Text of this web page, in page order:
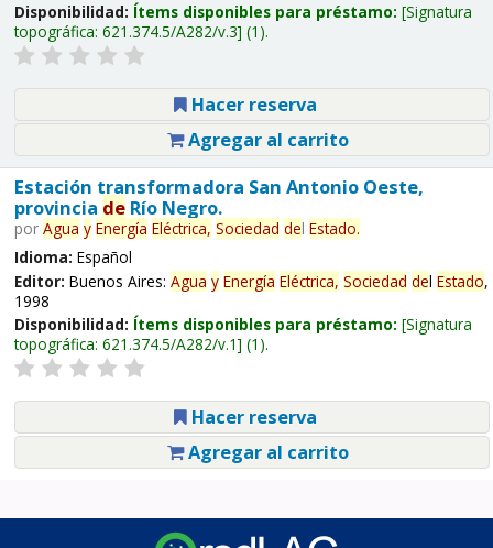
Disponibilidad: Ítems disponibles para préstamo: Signatura
topográfica: 621.374.5/A282/v.3 (1).
Hacer reserva
Agregar al carrito
Estación transformadora San Antonio Oeste,
provincia deRío Negro.
por Agua y Energía Eléctrica, Sociedad del Estado.
Idioma: Español
Editor: Buenos Aires: Agua y Energía Eléctrica, Sociedad del Estado,
1998
Disponibilidad: Ítems disponibles para préstamo: Signatura
topográfica: 621.374.5/A282/v.1 (1).
Hacer reserva
Agregar al carrito